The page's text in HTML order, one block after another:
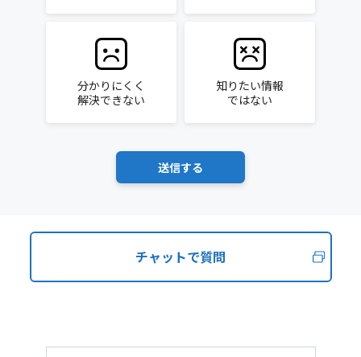
分かりにくく
解決できない
知りたい情報
ではない
チャットで質問